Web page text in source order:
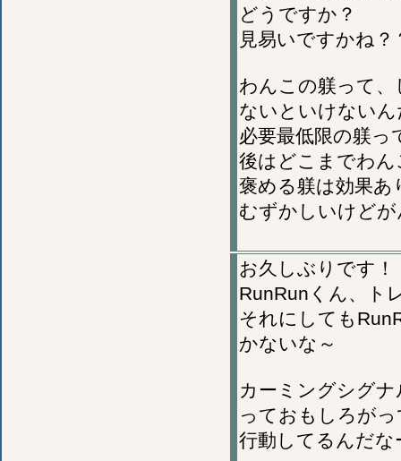
どうですか？
見易いですかね？
わんこの躾って
ないといけない
必要最低限の躾
後はどこまでわ
褒める躾は効果あ
むずかしいけど
お久しぶりです！
RunRunくん、ト
それにしても
かないな～
カーミングシグ
っておもしろが
行動してるんだ